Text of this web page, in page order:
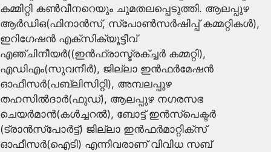
കമ്മിറ്റി കൺവീനറെയും ചുമതലപ്പെടുത്തി. ആലപ്പുഴ
ആർഡിഒ(ഫിനാൻസ്, സ്പോൺസർഷിപ്പ് കമ്മറ്റികൾ),
ഇറിഗേഷൻ എക്സിക്യൂട്ടീവ്
എഞ്ചിനീയർ((ഇൻഫ്രാസ്ട്രക്ച്ചർ കമ്മറ്റി),
എഡിഎം(സുവനീർ), ജില്ലാ ഇൻഫർമേഷൻ
ഓഫീസർ(പബ്ലിസിറ്റി), അമ്പലപ്പുഴ
തഹസിൽദാർ(ഫുഡ്), ആലപ്പുഴ നഗരസഭ
ചെയർമാൻ(കൾച്ചറൽ), ബോട്ട് ഇൻസ്പെക്ടർ
(ട്രാൻസ്പോർട്ട്) ജില്ലാ ഇൻഫർമാറ്റിക്സ്
ഓഫീസർ(ഐടി) എന്നിവരാണ് വിവിധ സബ്